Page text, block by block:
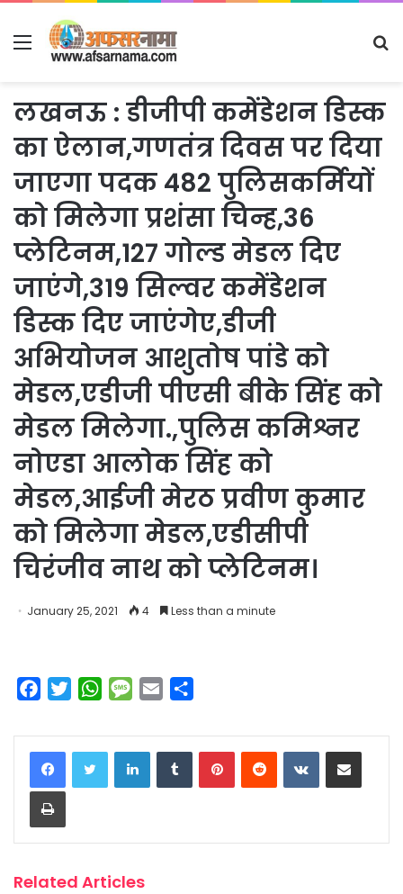
Menu
लखनऊ : डीजीपी कमेंडेशन डिस्क
का ऐलान,गणतंत्र दिवस पर दिया
जाएगा पदक 482 पुलिसकर्मियों
को मिलेगा प्रशंसा चिन्ह,36
प्लेटिनम,127 गोल्ड मेडल दिए
जाएंगे,319 सिल्वर कमेंडेशन
डिस्क दिए जाएंगेए,डीजी
अभियोजन आशुतोष पांडे को
मेडल,एडीजी पीएसी बीके सिंह को
मेडल मिलेगा.,पुलिस कमिश्नर
नोएडा आलोक सिंह को
मेडल,आईजी मेरठ प्रवीण कुमार
को मिलेगा मेडल,एडीसीपी
चिरंजीव नाथ को प्लेटिनम।
January 25, 2021 4 Less than a minute
c
e
b
o
o
i
t
t
W
a
t
s
M
s
s
a
a
i
a
r
e
LinkedInTumblrPinterestReddit VKontakteShare via Email
Print
Related Articles